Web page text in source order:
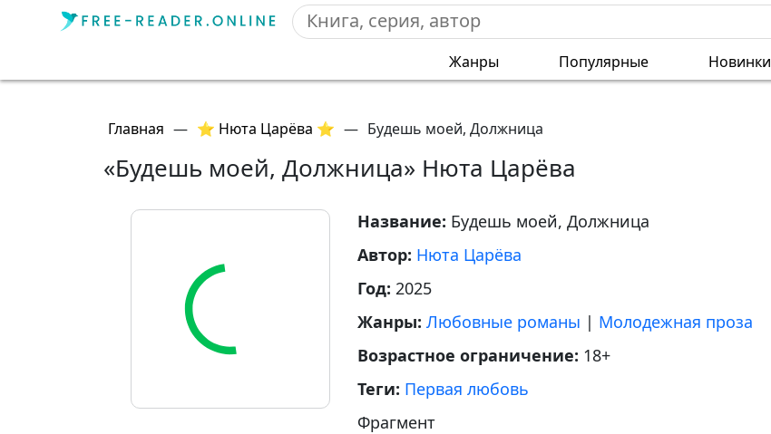
Жанры Популярные Новинки
Главная — ⭐ Нюта Царёва ⭐ — Будешь моей, Должница
«Будешь моей, Должница» Нюта Царёва
Название: Будешь моей, Должница
Автор: Нюта Царёва
Год: 2025
Жанры: Любовные романы | Молодежная проза
Возрастное ограничение: 18+
Теги: Первая любовь
Фрагмент